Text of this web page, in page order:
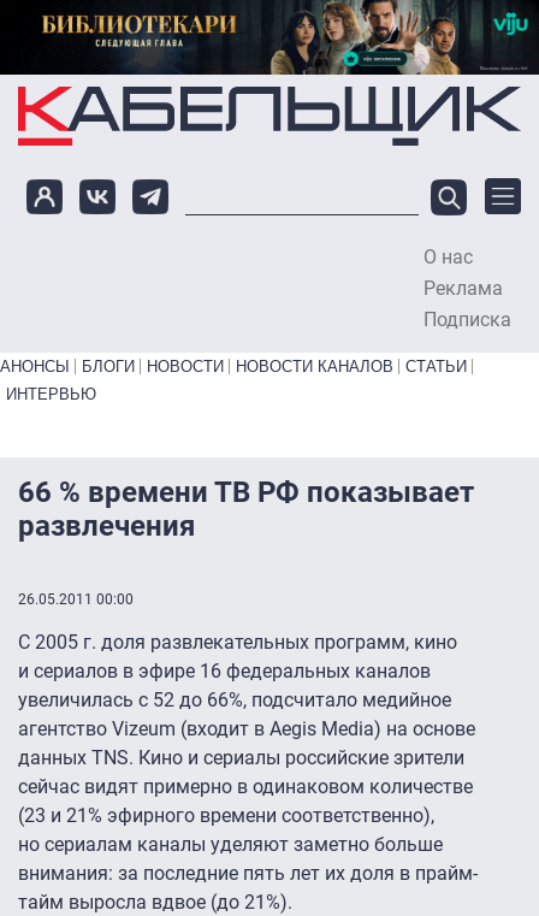
Перейти к основному содержанию
О нас
Реклама
Подписка
Primary links bottom
АНОНСЫ БЛОГИ НОВОСТИ НОВОСТИ КАНАЛОВ
СТАТЬИ
ИНТЕРВЬЮ
66 % времени ТВ РФ показывает
развлечения
26.05.2011 00:00
С 2005 г. доля развлекательных программ, кино
и сериалов в эфире 16 федеральных каналов
увеличилась с 52 до 66%, подсчитало медийное
агентство Vizeum (входит в Aegis Media) на основе
данных TNS. Кино и сериалы российские зрители
сейчас видят примерно в одинаковом количестве
(23 и 21% эфирного времени соответственно),
но сериалам каналы уделяют заметно больше
внимания: за последние пять лет их доля в прайм-
тайм выросла вдвое (до 21%).